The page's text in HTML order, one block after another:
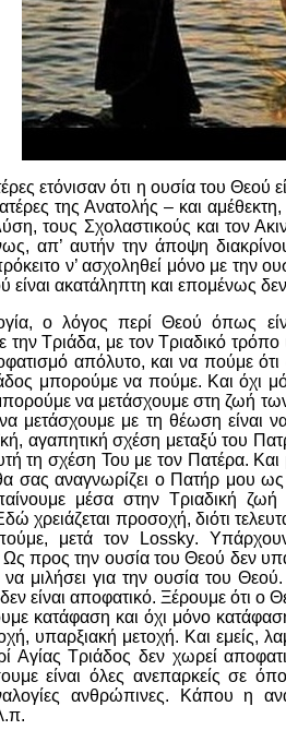
ετόνισαν ότι η ουσία του Θεού
της Ανατολής – και
τους Σχολαστικούς και τον
απ’ αυτήν την άποψη
ν’ ασχοληθεί μόνο με την
είναι ακατάληπτη και επομένως
ο λόγος περί Θεού όπως
την Τριάδα, με τον Τριαδικό
απόλυτο, και να πούμε
μπορούμε να πούμε. Και όχι
να μετάσχουμε στη ζωή
μετάσχουμε με τη θέωση είναι
αγαπητική σχέση μεταξύ του
τη σχέση Του με τον Πατέρα. Και
σας αναγνωρίζει ο Πατήρ μου ως
μέσα στην Τριαδική
χρειάζεται προσοχή, διότι
μετά τον
Lossky.
προς την ουσία του Θεού δεν
να μιλήσει για την ουσία του
είναι αποφατικό. Ξέρουμε ότι ο
κατάφαση και όχι μόνο κατάφαση
υπαρξιακή μετοχή. Και εμείς,
Αγίας Τριάδος δεν χωρεί
είναι όλες ανεπαρκείς σε
ανθρώπινες. Κάπου η